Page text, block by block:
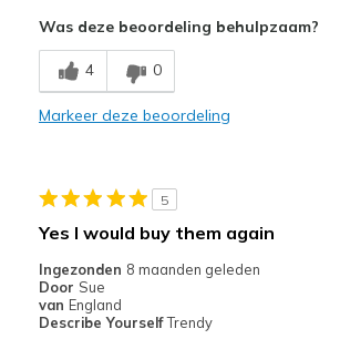
Durable
Waterproof
Width
Sizing
Feels true to size
Was deze beoordeling behulpzaam?
4 0
Markeer deze beoordeling
5
Yes I would buy them again
Ingezonden 8 maanden geleden
Door Sue
van England
Describe YourselfTrendy